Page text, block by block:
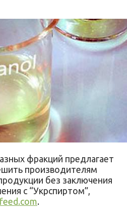
фракций предлагает
производителям
без заключения
с “Укрспиртом”,
.